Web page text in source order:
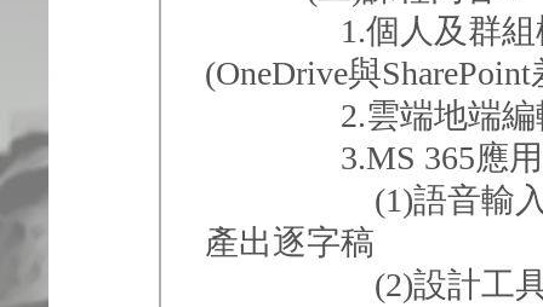
1.個人及群組檔
(OneDrive與
2.雲端地端編輯
3.MS 365應
(1)語音輸入解放
產出逐字稿
(2)設計工具&